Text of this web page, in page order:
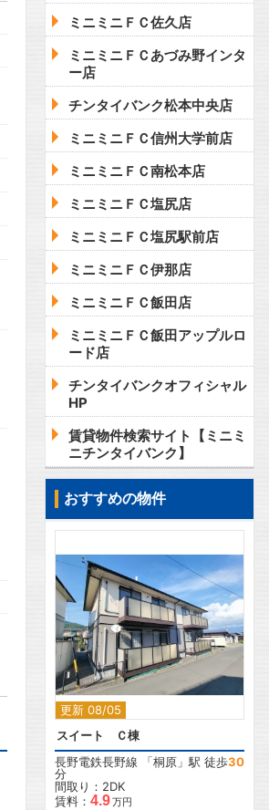
ミニミニＦＣ佐久店
ミニミニＦＣあづみ野インタ
ー店
チンタイバンク松本中央店
ミニミニＦＣ信州大学前店
ミニミニＦＣ南松本店
ミニミニＦＣ塩尻店
ミニミニＦＣ塩尻駅前店
ミニミニＦＣ伊那店
ミニミニＦＣ飯田店
ミニミニＦＣ飯田アップルロ
ード店
チンタイバンクオフィシャル
HP
賃貸物件検索サイト【ミニミ
ニチンタイバンク】
おすすめの物件
更新 08/05
スイート Ｃ棟
長野電鉄長野線 「桐原 」駅 徒歩30
分
間取り：2DK
賃料： 4.9万円